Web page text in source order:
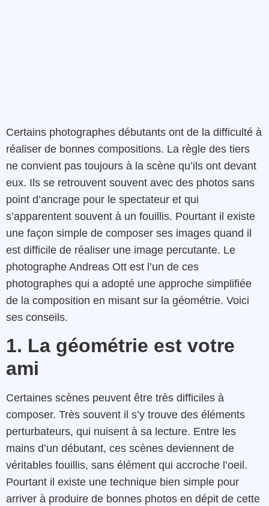
Certains photographes débutants ont de la difficulté à
réaliser de bonnes compositions. La règle des tiers
ne convient pas toujours à la scène qu’ils ont devant
eux. Ils se retrouvent souvent avec des photos sans
point d’ancrage pour le spectateur et qui
s’apparentent souvent à un fouillis. Pourtant il existe
une façon simple de composer ses images quand il
est difficile de réaliser une image percutante. Le
photographe Andreas Ott est l’un de ces
photographes qui a adopté une approche simplifiée
de la composition en misant sur la géométrie. Voici
ses conseils.
1. La géométrie est votre
ami
Certaines scènes peuvent être très difficiles à
composer. Très souvent il s’y trouve des éléments
perturbateurs, qui nuisent à sa lecture. Entre les
mains d’un débutant, ces scènes deviennent de
véritables fouillis, sans élément qui accroche l’oeil.
Pourtant il existe une technique bien simple pour
arriver à produire de bonnes photos en dépit de cette